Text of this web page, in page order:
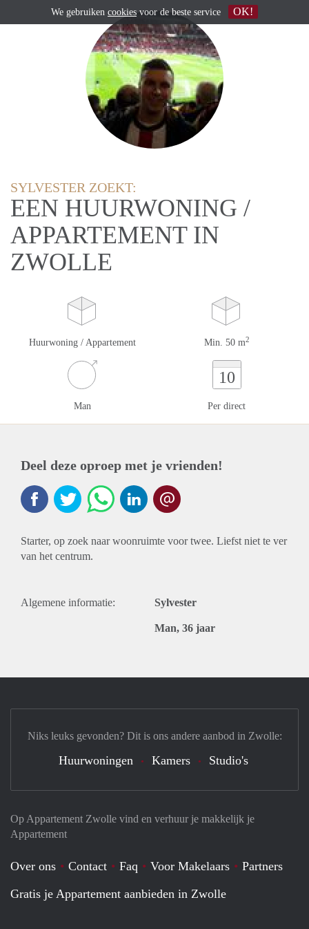
SYLVESTER ZOEKT:
EEN HUURWONING /
APPARTEMENT IN
ZWOLLE
Huurwoning / Appartement Min. 50 m2
Man
10
Per direct
Deel deze oproep met je vrienden!
Starter, op zoek naar woonruimte voor twee. Liefst niet te ver
van het centrum.
Algemene informatie: Sylvester
Man, 36 jaar
Op Appartement Zwolle vind en verhuur je makkelijk je
Appartement
Over ons Contact Faq Voor Makelaars
Partners
Gratis je Appartement aanbieden in Zwolle
Niks leuks gevonden? Dit is ons andere aanbod in Zwolle:
Huurwoningen Kamers Studio's
We gebruiken cookiesvoor de beste service OK!